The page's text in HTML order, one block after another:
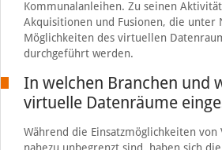
Kommunalanleihen. Zu seinen
Akquisitionen und Fusionen, die unter
Möglichkeiten des virtuellen
durchgeführt werden.
In welchen Branchen und
virtuelle Datenräume
Während die Einsatzmöglichkeiten
nahezu unbegrenzt sind, haben sich